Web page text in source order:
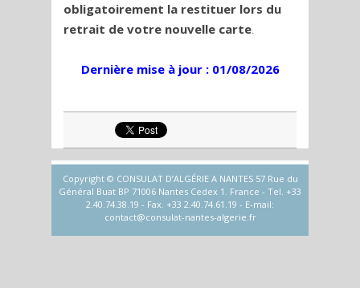
obligatoirement la restituer lors du
retrait de votre nouvelle carte.
Dernière mise à jour : 01/08/2026
Copyright © CONSULAT D’ALGÉRIE A NANTES 57 Rue du
Général Buat BP 71006 Nantes Cedex 1. France - Tel. +33
2.40.74.38.19 - Fax. +33 2.40.74.61.19 - E-mail:
contact@consulat-nantes-algerie.fr